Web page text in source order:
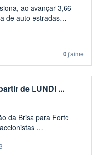
ao avançar 3,66
de auto-estradas
0j'aime
de LUNDI ...
da Brisa para Forte
Compra, ...